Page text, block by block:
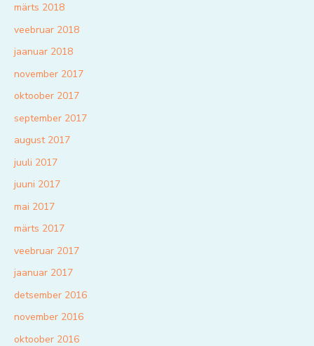
märts 2018
veebruar 2018
jaanuar 2018
november 2017
oktoober 2017
september 2017
august 2017
juuli 2017
juuni 2017
mai 2017
märts 2017
veebruar 2017
jaanuar 2017
detsember 2016
november 2016
oktoober 2016